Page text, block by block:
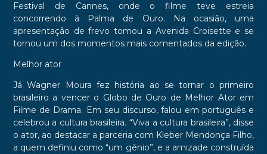
Festival de Cannes, onde o filme teve estreia
concorrendo à Palma de Ouro. Na ocasião, uma
apresentação de frevo tomou a Avenida Croisette e se
tornou um dos momentos mais comentados da edição.
Melhor ator
Já Wagner Moura fez história ao se tornar o primeiro
brasileiro a vencer o Globo de Ouro de Melhor Ator em
Filme de Drama. Em seu discurso, falou em português e
celebrou a cultura brasileira. “Viva a cultura brasileira”, disse
o ator, ao destacar a parceria com Kleber Mendonça Filho,
a quem definiu como “um gênio”, e a amizade construída